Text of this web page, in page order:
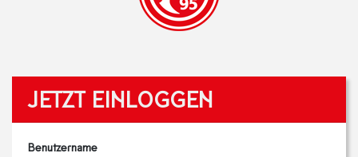
JETZT EINLOGGEN
Benutzername